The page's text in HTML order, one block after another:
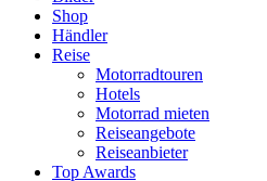
Shop
Händler
Reise
Motorradtouren
Hotels
Motorrad mieten
Reiseangebote
Reiseanbieter
Top Awards